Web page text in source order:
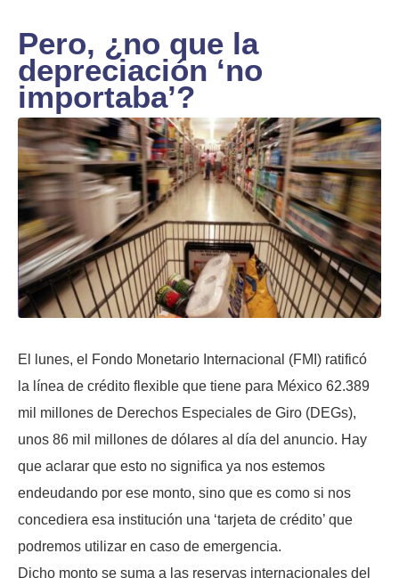
Pero, ¿no que la
depreciación ‘no
importaba’?
El lunes, el Fondo Monetario Internacional (FMI) ratificó
la línea de crédito flexible que tiene para México 62.389
mil millones de Derechos Especiales de Giro (DEGs),
unos 86 mil millones de dólares al día del anuncio. Hay
que aclarar que esto no significa ya nos estemos
endeudando por ese monto, sino que es como si nos
concediera esa institución una ‘tarjeta de crédito’ que
podremos utilizar en caso de emergencia.
Dicho monto se suma a las reservas internacionales del